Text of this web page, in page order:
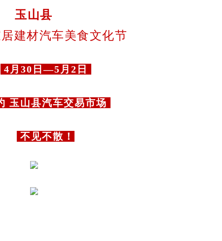
玉山县
建材汽车美食文化节
4月30日—5月2日
玉山县汽车交易市场
不见不散！